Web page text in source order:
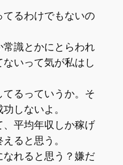
るわけでもないの
識とかにとらわれ
いって気が私はし
るっていうか。 そ
しないよ。
平均年収しか稼げ
ると思う。
れると思う？嫌だ